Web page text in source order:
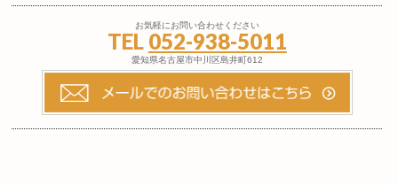
お気軽にお問い合わせください
TEL 052-938-5011
愛知県名古屋市中川区島井町612